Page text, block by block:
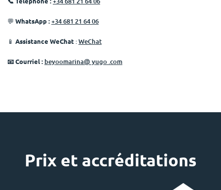
💬 WhatsApp :+34 681 21 64 06
📱 Assistance WeChat:WeChat
📧Courriel : beyoomarina@ yugo .com
Prix ​​et accréditations